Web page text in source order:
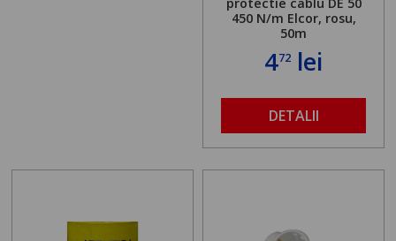
450 N/m Elcor, rosu,
50m
472 lei
DETALII